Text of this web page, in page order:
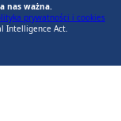
nas ważna.
prywatności i cookies
Intelligence Act.